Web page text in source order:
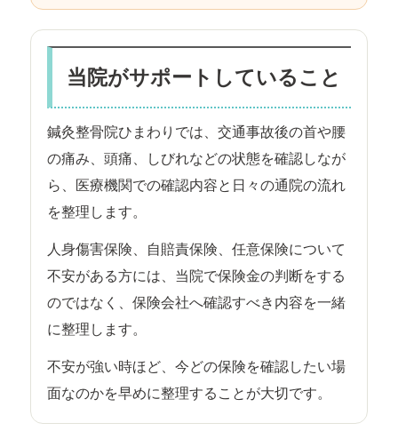
当院がサポートしていること
鍼灸整骨院ひまわりでは、交通事故後の首や腰
の痛み、頭痛、しびれなどの状態を確認しなが
ら、医療機関での確認内容と日々の通院の流れ
を整理します。
人身傷害保険、自賠責保険、任意保険について
不安がある方には、当院で保険金の判断をする
のではなく、保険会社へ確認すべき内容を一緒
に整理します。
不安が強い時ほど、今どの保険を確認したい場
面なのかを早めに整理することが大切です。